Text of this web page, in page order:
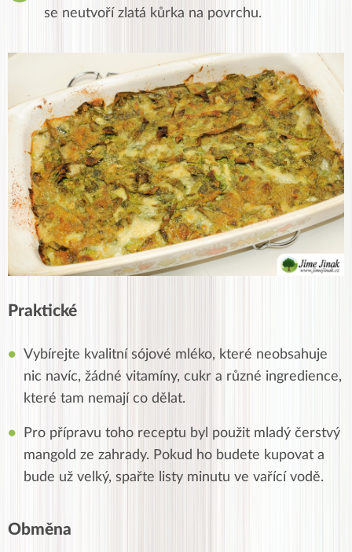
se neutvoří zlatá kůrka na povrchu.
Praktické
Vybírejte kvalitní sójové mléko, které neobsahuje
nic navíc, žádné vitamíny, cukr a různé ingredience,
které tam nemají co dělat.
Pro přípravu toho receptu byl použit mladý čerstvý
mangold ze zahrady. Pokud ho budete kupovat a
bude už velký, spařte listy minutu ve vařící vodě.
Obměna